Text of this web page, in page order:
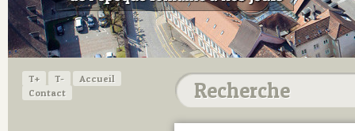
T+ T-
Accueil
Contact